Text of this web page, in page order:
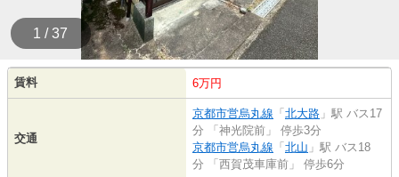
1 / 37
賃料 6万円
交通
京都市営烏丸線 「 北大路 」駅 バス17
分 「神光院前」 停歩3分
京都市営烏丸線 「 北山 」駅 バス18
分 「西賀茂車庫前」 停歩6分